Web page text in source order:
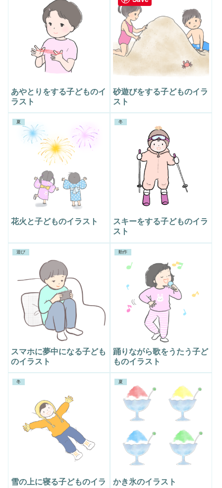
あやとりをする子どものイ
ラスト
砂遊びをする子どものイラ
スト
夏
花火と子どものイラスト
冬
スキーをする子どものイラ
スト
遊び
スマホに夢中になる子ども
のイラスト
動作
踊りながら歌をうたう子ど
ものイラスト
冬
雪の上に寝る子どものイラ
夏
かき氷のイラスト